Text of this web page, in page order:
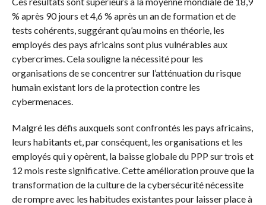
% après 90 jours et 4,6 % après un an de formation et de
tests cohérents, suggérant qu’au moins en théorie, les
employés des pays africains sont plus vulnérables aux
cybercrimes. Cela souligne la nécessité pour les
organisations de se concentrer sur l’atténuation du risque
humain existant lors de la protection contre les
cybermenaces.
Malgré les défis auxquels sont confrontés les pays africains,
leurs habitants et, par conséquent, les organisations et les
employés qui y opèrent, la baisse globale du PPP sur trois et
12 mois reste significative. Cette amélioration prouve que la
transformation de la culture de la cybersécurité nécessite
de rompre avec les habitudes existantes pour laisser place à